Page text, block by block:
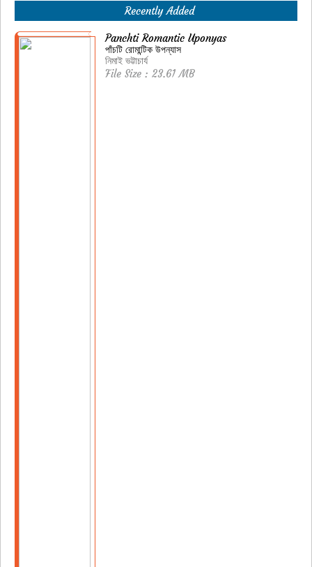
Recently Added
Panchti Romantic Uponyas
পাঁচটি রোমান্টিক উপন্যাস
নিমাই ভট্টাচার্য
File Size : 23.61 MB